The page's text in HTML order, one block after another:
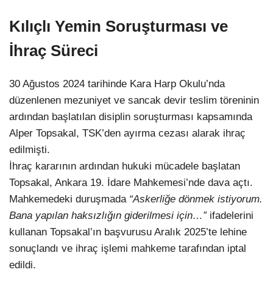
Kılıçlı Yemin Soruşturması ve
İhraç Süreci
30 Ağustos 2024 tarihinde Kara Harp Okulu’nda
düzenlenen mezuniyet ve sancak devir teslim töreninin
ardından başlatılan disiplin soruşturması kapsamında
Alper Topsakal, TSK’den ayırma cezası alarak ihraç
edilmişti.
İhraç kararının ardından hukuki mücadele başlatan
Topsakal, Ankara 19. İdare Mahkemesi’nde dava açtı.
Mahkemedeki duruşmada “Askerliğe dönmek istiyorum.
Bana yapılan haksızlığın giderilmesi için…”ifadelerini
kullanan Topsakal’ın başvurusu Aralık 2025’te lehine
sonuçlandı ve ihraç işlemi mahkeme tarafından iptal
edildi.